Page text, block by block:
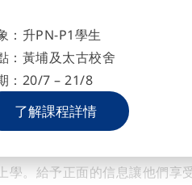
International Kindergarten
局面。
代表放縱
強調愉快學習與有成效的學習
的樂趣，吸收知識，特別注重
己有良好的表現，並需要持
學。給予正面的信息讓他們享
：升PN-P1學生
：黃埔及太古校舍
：20/7 – 21/8
了解課程詳情